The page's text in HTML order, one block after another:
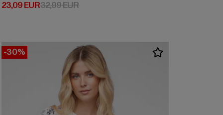
23,09 EUR
Derzeitiger Preis: 23,09 EUR
32,99 EURAktionspreis: 32,99 EUR
-30%